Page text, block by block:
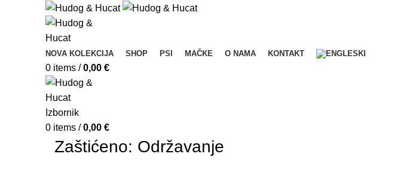
NOVA KOLEKCIJA SHOP PSI MAČKE O NAMA KONTAKT
0 items / 0,00 €
Izbornik
0 items / 0,00 €
Zaštićeno: Održavanje